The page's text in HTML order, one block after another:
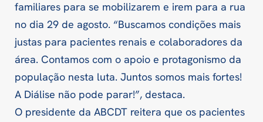
familiares para se mobilizarem e irem para a rua
no dia 29 de agosto. “Buscamos condições mais
justas para pacientes renais e colaboradores da
área. Contamos com o apoio e protagonismo da
população nesta luta. Juntos somos mais fortes!
A Diálise não pode parar!”, destaca.
O presidente da ABCDT reitera que os pacientes